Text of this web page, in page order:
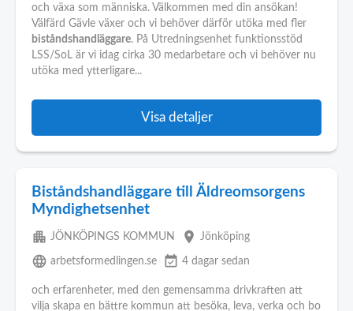
och växa som människa. Välkommen med din ansökan!
Välfärd Gävle växer och vi behöver därför utöka med fler
biståndshandläggare. På Utredningsenhet funktionsstöd
LSS/SoL är vi idag cirka 30 medarbetare och vi behöver nu
utöka med ytterligare...
Visa detaljer
Biståndshandläggare till Äldreomsorgens
Myndighetsenhet
apartment JÖNKÖPINGS KOMMUN place Jönköping
language arbetsformedlingen.se event_available 4 dagar sedan
och erfarenheter, med den gemensamma drivkraften att
vilja skapa en bättre kommun att besöka, leva, verka och bo